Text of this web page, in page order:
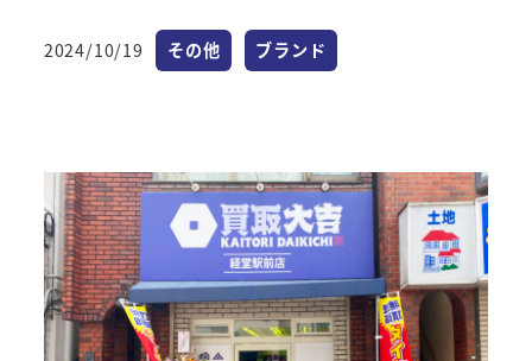
投稿日
2024/10/19 カテゴリー
その他 カテゴリー
ブランド